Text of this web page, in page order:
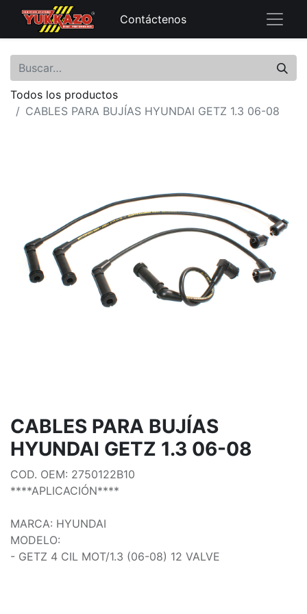
Contáctenos
Todos los productos
CABLES PARA BUJÍAS HYUNDAI GETZ 1.3 06-08
CABLES PARA BUJÍAS
HYUNDAI GETZ 1.3 06-08
COD. OEM: 2750122B10
****APLICACIÓN****
MARCA: HYUNDAI
MODELO:
- GETZ 4 CIL MOT/1.3 (06-08) 12 VALVE